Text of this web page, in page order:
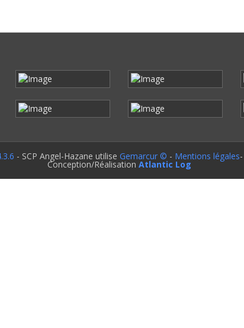
- SCP Angel-Hazane utilise Gemarcur © - Mentions légales-
Conception/Réalisation Atlantic Log